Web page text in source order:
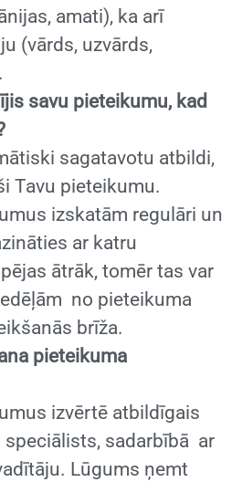
amati), ka arī
(vārds, uzvārds,
savu pieteikumu, kad
sagatavotu atbildi,
Tavu pieteikumu.
izskatām regulāri un
ar katru
ātrāk, tomēr tas var
no pieteikuma
brīža.
pieteikuma
izvērtē atbildīgais
speciālists, sadarbībā ar
Lūgums ņemt